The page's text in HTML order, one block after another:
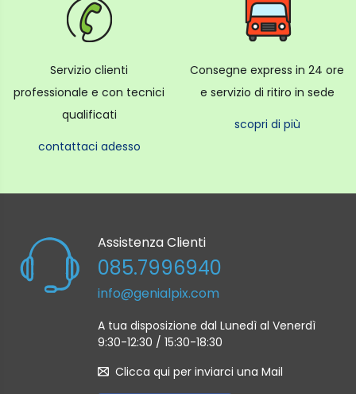
Servizio clienti
professionale e con tecnici
qualificati
contattaci adesso
Consegne express in 24 ore
e servizio di ritiro in sede
scopri di più
Assistenza Clienti
085.7996940
info@genialpix.com
A tua disposizione dal Lunedì al Venerdì
9:30-12:30 / 15:30-18:30
Clicca qui per inviarci una Mail